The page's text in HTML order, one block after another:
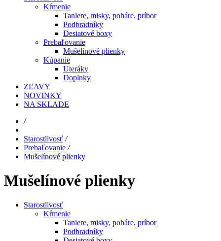
Kŕmenie
Taniere, misky, poháre, príbor
Podbradníky
Desiatové boxy
Prebaľovanie
Mušelínové plienky
Kúpanie
Uteráky
Doplnky
ZĽAVY
NOVINKY
NA SKLADE
/
Starostlivosť /
Prebaľovanie /
Mušelínové plienky
Mušelínové plienky
Starostlivosť
Kŕmenie
Taniere, misky, poháre, príbor
Podbradníky